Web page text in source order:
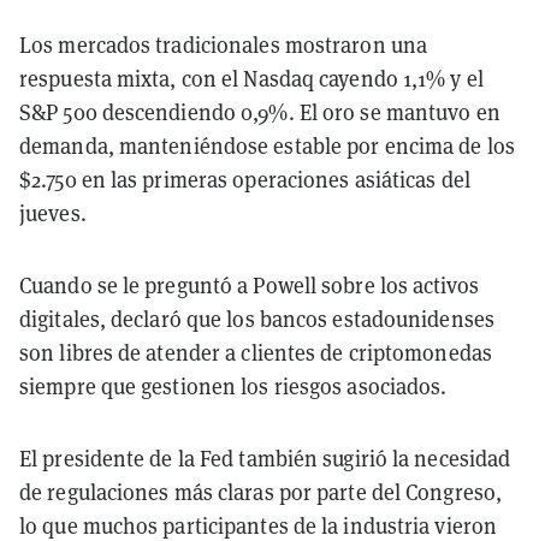
Los mercados tradicionales mostraron una
respuesta mixta, con el Nasdaq cayendo 1,1% y el
S&P 500 descendiendo 0,9%. El oro se mantuvo en
demanda, manteniéndose estable por encima de los
$2.750 en las primeras operaciones asiáticas del
jueves.
Cuando se le preguntó a Powell sobre los activos
digitales, declaró que los bancos estadounidenses
son libres de atender a clientes de criptomonedas
siempre que gestionen los riesgos asociados.
El presidente de la Fed también sugirió la necesidad
de regulaciones más claras por parte del Congreso,
lo que muchos participantes de la industria vieron